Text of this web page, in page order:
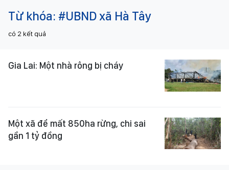
Từ khóa: #UBND xã Hà Tây
có 2 kết quả
Gia Lai: Một nhà rông bị cháy
Một xã để mất 850ha rừng, chi sai
gần 1 tỷ đồng